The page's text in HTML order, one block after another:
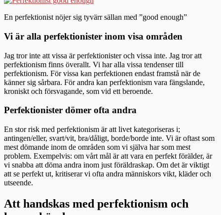
En perfektionist nöjer sig tyvärr sällan med ”good enough”
Vi är alla perfektionister inom visa områden
Jag tror inte att vissa är perfektionister och vissa inte. Jag tror att
perfektionism finns överallt. Vi har alla vissa tendenser till
perfektionism. För vissa kan perfektionen endast framstå när de
känner sig sårbara. För andra kan perfektionism vara fängslande,
kroniskt och försvagande, som vid ett beroende.
Perfektionister dömer ofta andra
En stor risk med perfektionism är att livet kategoriseras i;
antingen/eller, svart/vit, bra/dåligt, borde/borde inte. Vi är oftast som
mest dömande inom de områden som vi själva har som mest
problem. Exempelvis: om vårt mål är att vara en perfekt förälder, är
vi snabba att döma andra inom just föräldraskap. Om det är viktigt
att se perfekt ut, kritiserar vi ofta andra människors vikt, kläder och
utseende.
Att handskas med perfektionism och